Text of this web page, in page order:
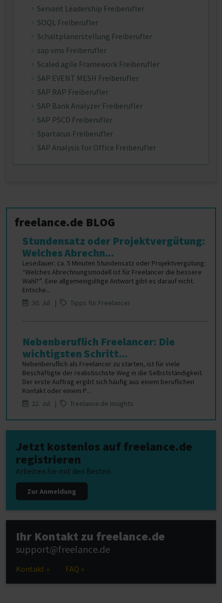
Servant Leadership Freiberufler
SOQL Freiberufler
Schaltplanerstellung Freiberufler
sap vms Freiberufler
Scaled agile Framework Freiberufler
SAP EVENT MESH Freiberufler
SAP RAP Freiberufler
SAP Bank Analyzer Freiberufler
SAP PSCD Freiberufler
Spartacus Freiberufler
SAP Analysis for Office Freiberufler
freelance.de BLOG
Stundensatz oder Projektvergütung:
Welches Abrechn...
Lesedauer: ca. 5 Minuten Stundensatz oder Projektvergütung:
“Welches Abrechnungsmodell ist für Freelancer die bessere
Wahl?”. Eine allgemeingültige Antwort gibt es darauf nicht.
Entsche...
30. Jul |
Tipps für Freelancer
Nebenberuflich Freelancer: Die
wichtigsten Schritt...
Nebenberuflich als Freelancer zu starten, ist für viele
Beschäftigte der realistischste Weg in die Selbstständigkeit.
Der erste Auftrag ergibt sich häufig aus einem beruflichen
Kontakt oder einem P...
22. Jul |
freelance.de Insights
Jetzt kostenlos auf freelance.de
registrieren
Arbeiten Sie mit den Besten
Zur Anmeldung
Ihr Kontakt zu freelance.de
support@freelance.de
Kontakt » FAQ »